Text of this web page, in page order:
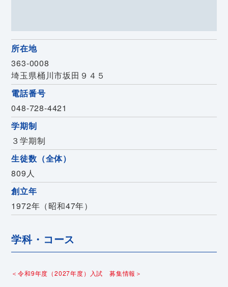
所在地
363-0008
埼玉県桶川市坂田９４５
電話番号
048-728-4421
学期制
３学期制
生徒数（全体）
809人
創立年
1972年（昭和47年）
学科・コース
＜令和9年度（2027年度）入試 募集情報＞